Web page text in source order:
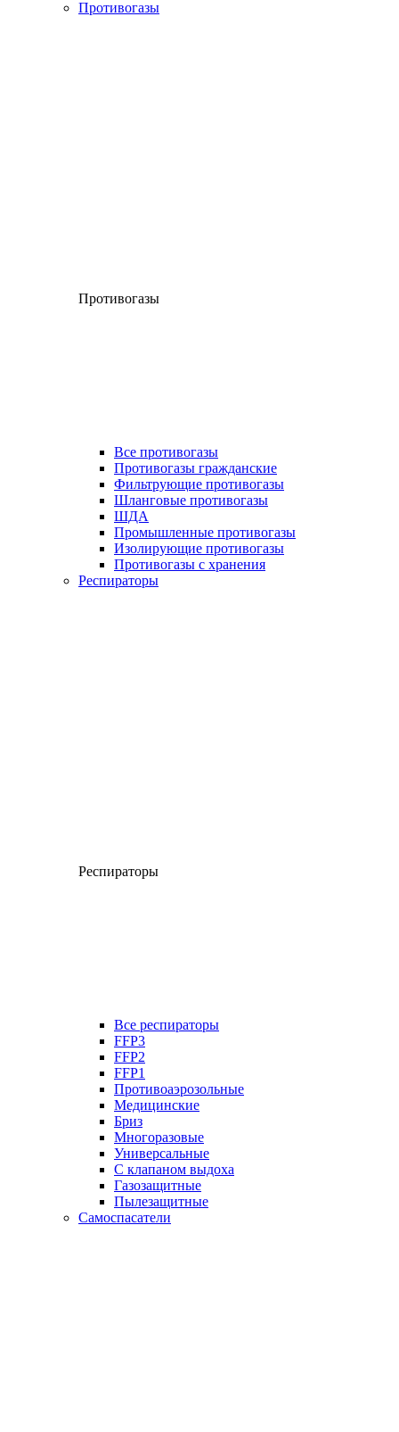
Противогазы
Противогазы
Все противогазы
Противогазы гражданские
Фильтрующие противогазы
Шланговые противогазы
ШДА
Промышленные противогазы
Изолирующие противогазы
Противогазы с хранения
Респираторы
Респираторы
Все респираторы
FFP3
FFP2
FFP1
Противоаэрозольные
Медицинские
Бриз
Многоразовые
Универсальные
С клапаном выдоха
Газозащитные
Пылезащитные
Самоспасатели